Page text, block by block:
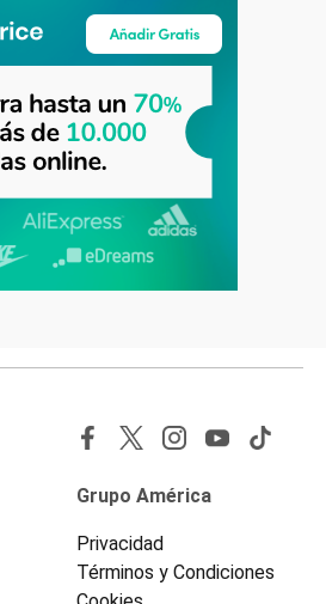
Grupo América
Privacidad
Términos y Condiciones